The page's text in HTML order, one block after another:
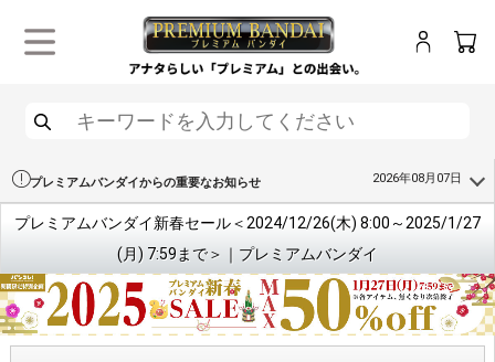
プレミアムバンダイからの重要なお知らせ 2026年08月07日
プレミアムバンダイ新春セール＜2024/12/26(木) 8:00～2025/1/27
(月) 7:59まで＞｜プレミアムバンダイ